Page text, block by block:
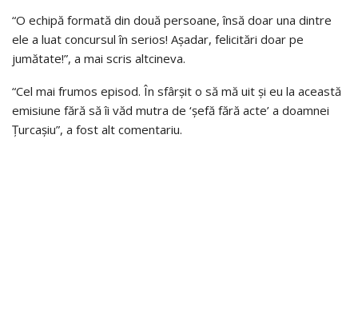
“O echipă formată din două persoane, însă doar una dintre
ele a luat concursul în serios! Așadar, felicitări doar pe
jumătate!”, a mai scris altcineva.
“Cel mai frumos episod. În sfârșit o să mă uit și eu la această
emisiune fără să îi văd mutra de ‘șefă fără acte’ a doamnei
Țurcașiu”, a fost alt comentariu.